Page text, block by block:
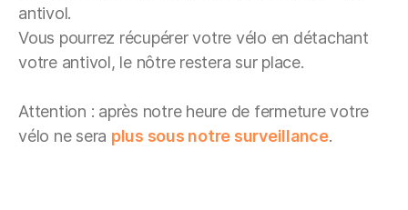
antivol.
Vous pourrez récupérer votre vélo en détachant
votre antivol, le nôtre restera sur place.
Attention : après notre heure de fermeture votre
vélo ne sera plus sous notre surveillance.